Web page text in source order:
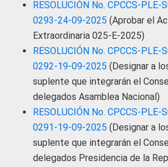
RESOLUCIÓN No. CPCCS-PLE-
0293-24-09-2025 (Aprobar el
Extraordinaria 025-E-2025)
RESOLUCIÓN No. CPCCS-PLE-
0292-19-09-2025 (Designar a
suplente que integrarán el
delegados Asamblea Nacional)
RESOLUCIÓN No. CPCCS-PLE-
0291-19-09-2025 (Designar a
suplente que integrarán el
delegados Presidencia de la